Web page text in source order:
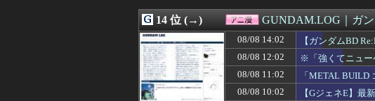
08/07 20:26
【議論】死刑賛成派なんだけ
08/07 20:05
【画像】「まんがタイムきら
08/07 20:05
【エロ漫画】BSSエロ漫画『
08/07 20:04
令和のダラさん 第6話 感想：ダ
08/07 20:00
【朗報】永瀬アンナさん、公
08/07 20:00
【超画像】あの人気ポケモン
08/07 19:59
【画像】シャア専用グッズ、
08/07 19:32
【るろうに剣心】劍客兵器の飛
14 位 (→) GUNDAM.LOG｜ガ
08/08 14:02
【ガンダムBD
08/08 12:02
※「強くてニュー
08/08 11:02
「METAL
08/08 10:02
【GジェネE】最